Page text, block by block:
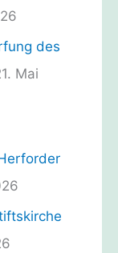
des
Mai